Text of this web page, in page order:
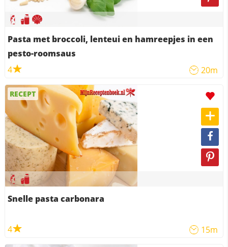
Pasta met broccoli, lenteui en hamreepjes in een
pesto-roomsaus
4
20m
RECEPT
Snelle pasta carbonara
4 15m